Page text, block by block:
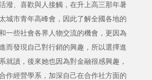
潑、喜歡與人接觸，在升上高三那年暑
城市青年高峰會，因此了解全國各地的
一些社會各界人物交流的機會，更因為
而發現自己對行銷的興趣，所以選擇進
就讀，後來她也因為對金融很感興趣，
作經營學系，加深自己在合作社方面的